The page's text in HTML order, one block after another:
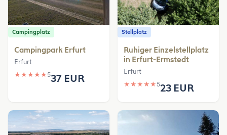
Campingplatz
Campingpark Erfurt
Erfurt
★ ★ ★ ★ ★537 EUR
Stellplatz
Ruhiger Einzelstellplatz
in Erfurt-Ermstedt
Erfurt
★ ★ ★ ★ ★523 EUR